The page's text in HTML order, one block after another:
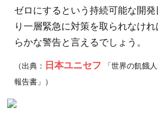
深
刻
な
域
や
ゼロにするという持続可能な開
り一層緊急に対策を取られなけ
らかな警告と言えるでしょう。
（出典： 日本ユニセフ 「世界の飢餓
報告書」）